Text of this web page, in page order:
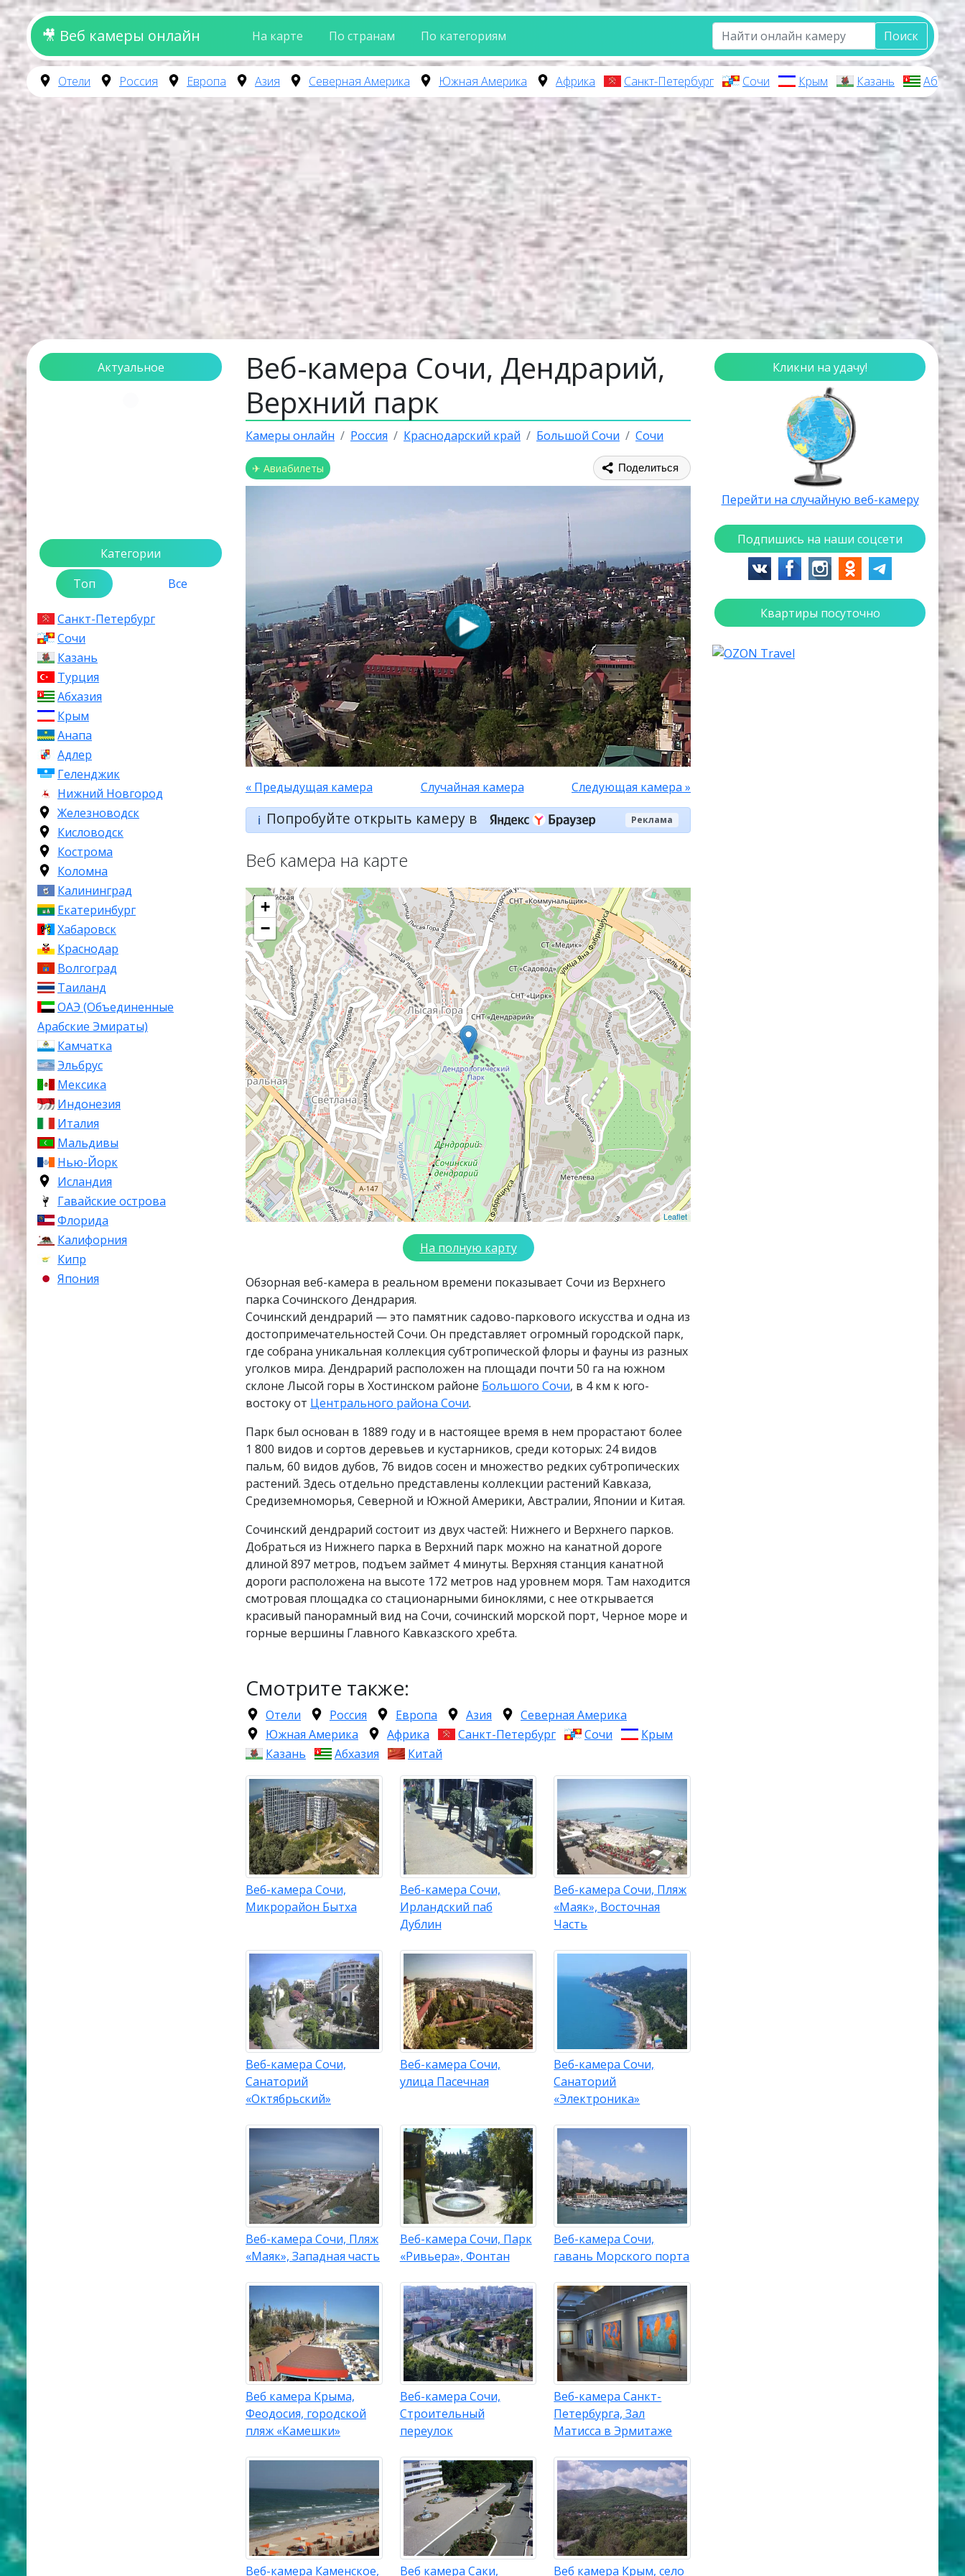
🎥 Веб камеры онлайн На карте По странам По категориям Поиск
Отели Россия Европа Азия Северная Америка Южная Америка Африка Санкт-Петербург Сочи Крым Казань
Актуальное
Категории
Топ
Все
Санкт-Петербург
Сочи
Казань
Турция
Абхазия
Крым
Анапа
Адлер
Геленджик
Нижний Новгород
Железноводск
Кисловодск
Кострома
Коломна
Калининград
Екатеринбург
Хабаровск
Краснодар
Волгоград
Таиланд
ОАЭ (Объединенные
Арабские Эмираты)
Камчатка
Эльбрус
Мексика
Индонезия
Италия
Мальдивы
Нью-Йорк
Исландия
Гавайские острова
Флорида
Калифорния
Кипр
Япония
Веб-камера Сочи, Дендрарий,
Верхний парк
Камеры онлайн Россия Краснодарский край Большой Сочи Сочи
✈ Авиабилеты Поделиться
« Предыдущая камера Случайная камера Следующая камера »
ℹ️ Попробуйте открыть камеру в Реклама
Веб камера на карте
+
−
Leaflet
На полную карту
Обзорная веб-камера в реальном времени показывает Сочи из Верхнего
парка Сочинского Дендрария.
Сочинский дендрарий — это памятник садово-паркового искусства и одна из
достопримечательностей Сочи. Он представляет огромный городской парк,
где собрана уникальная коллекция субтропической флоры и фауны из разных
уголков мира. Дендрарий расположен на площади почти 50 га на южном
склоне Лысой горы в Хостинском районе Большого Сочи, в 4 км к юго-
востоку от Центрального района Сочи.
Парк был основан в 1889 году и в настоящее время в нем прорастают более
1 800 видов и сортов деревьев и кустарников, среди которых: 24 видов
пальм, 60 видов дубов, 76 видов сосен и множество редких субтропических
растений. Здесь отдельно представлены коллекции растений Кавказа,
Средиземноморья, Северной и Южной Америки, Австралии, Японии и Китая.
Сочинский дендрарий состоит из двух частей: Нижнего и Верхнего парков.
Добраться из Нижнего парка в Верхний парк можно на канатной дороге
длиной 897 метров, подъем займет 4 минуты. Верхняя станция канатной
дороги расположена на высоте 172 метров над уровнем моря. Там находится
смотровая площадка со стационарными биноклями, с нее открывается
красивый панорамный вид на Сочи, сочинский морской порт, Черное море и
горные вершины Главного Кавказского хребта.
Смотрите также:
Отели Россия Европа Азия
Северная Америка
Южная Америка
Африка Санкт-Петербург Сочи
Крым
Казань
Абхазия Китай
Веб-камера Сочи,
Микрорайон Бытха
Веб-камера Сочи,
Ирландский паб
Дублин
Веб-камера Сочи, Пляж
«Маяк», Восточная
Часть
Веб-камера Сочи,
Санаторий
«Октябрьский»
Веб-камера Сочи,
улица Пасечная
Веб-камера Сочи,
Санаторий
«Электроника»
Веб-камера Сочи, Пляж
«Маяк», Западная часть
Веб-камера Сочи, Парк
«Ривьера», Фонтан
Веб-камера Сочи,
гавань Морского порта
Веб камера Крыма,
Феодосия, городской
пляж «Камешки»
Веб-камера Сочи,
Строительный
переулок
Веб-камера Санкт-
Петербурга, Зал
Матисса в Эрмитаже
Веб-камера Каменское, Веб камера Саки, Веб камера Крым, село
Кликни на удачу!
Перейти на случайную веб-камеру
Подпишись на наши соцсети
Квартиры посуточно